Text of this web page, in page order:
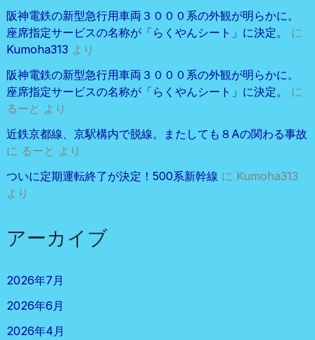
阪神電鉄の新型急行用車両３０００系の外観が明らかに。
座席指定サービスの名称が「らくやんシート」に決定。
に
Kumoha313 より
阪神電鉄の新型急行用車両３０００系の外観が明らかに。
座席指定サービスの名称が「らくやんシート」に決定。
に
るーと より
近鉄京都線、京駅構内で脱線。またしても８Aの関わる事故
に るーと より
ついに定期運転終了が決定！500系新幹線 に Kumoha313
より
アーカイブ
2026年7月
2026年6月
2026年4月